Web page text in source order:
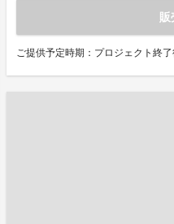
販
ご提供予定時期：プロジェクト終